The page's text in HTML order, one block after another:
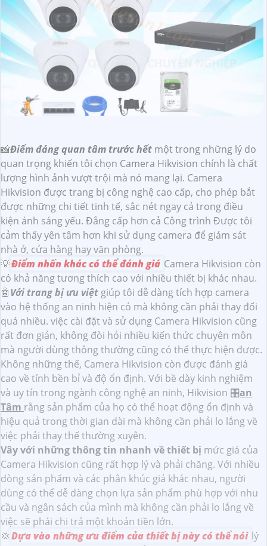
📸Điểm đáng quan tâm trước hết một trong những lý do
quan trọng khiến tôi chọn Camera Hikvision chính là chất
lượng hình ảnh vượt trội mà nó mang lại. Camera
Hikvision được trang bị công nghệ cao cấp, cho phép bắt
được những chi tiết tinh tế, sắc nét ngay cả trong điều
kiện ánh sáng yếu. Đẳng cấp hơn cả Công trình Được tôi
cảm thấy yên tâm hơn khi sử dụng camera để giám sát
nhà ở, cửa hàng hay văn phòng.
💡Điểm nhấn khác có thể đánh giá Camera Hikvision còn
có khả năng tương thích cao với nhiều thiết bị khác nhau.
🤖️Với trang bị ưu việt giúp tôi dễ dàng tích hợp camera
vào hệ thống an ninh hiện có mà không cần phải thay đổi
quá nhiều. việc cài đặt và sử dụng Camera Hikvision cũng
rất đơn giản, không đòi hỏi nhiều kiến thức chuyên môn
mà người dùng thông thường cũng có thể thực hiện được.
Không những thế, Camera Hikvision còn được đánh giá
cao về tính bền bỉ và độ ổn định. Với bề dày kinh nghiệm
và uy tín trong ngành công nghệ an ninh, Hikvision 🎛an
Tâm rằng sản phẩm của họ có thể hoạt động ổn định và
hiệu quả trong thời gian dài mà không cần phải lo lắng về
việc phải thay thế thường xuyên.
Vây với những thông tin nhanh về thiết bị mức giá của
Camera Hikvision cũng rất hợp lý và phải chăng. Với nhiều
dòng sản phẩm và các phân khúc giá khác nhau, người
dùng có thể dễ dàng chọn lựa sản phẩm phù hợp với nhu
cầu và ngân sách của mình mà không cần phải lo lắng về
việc sẽ phải chi trả một khoản tiền lớn.
💢Dựa vào những ưu điểm của thiết bị này có thể nói lý